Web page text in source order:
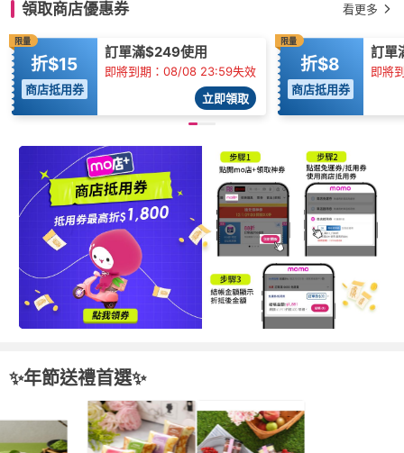
領取商店優惠券 看更多
限量
折$15
商店抵用券
訂單滿$249使用
即將到期：08/08 23:59失效
立即領取
限量
折$8
商店抵用券
訂單
即將
✨年節送禮首選✨